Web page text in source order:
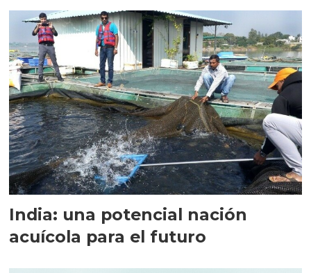
India: una potencial nación
acuícola para el futuro